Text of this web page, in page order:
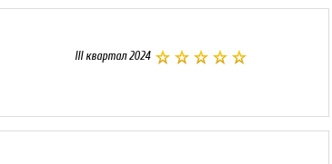
III квартал 2024